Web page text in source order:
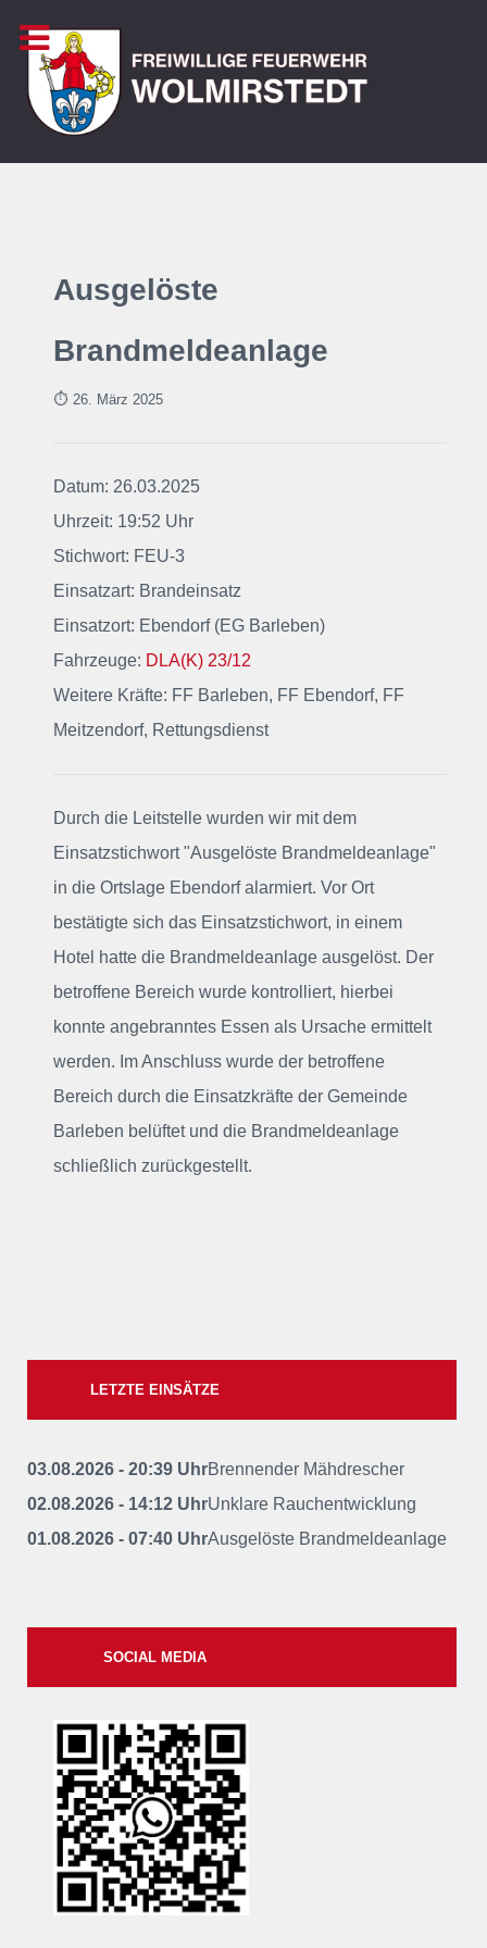
Ausgelöste
Brandmeldeanlage
⏱ 26. März 2025
Datum: 26.03.2025
Uhrzeit: 19:52 Uhr
Stichwort: FEU-3
Einsatzart: Brandeinsatz
Einsatzort: Ebendorf (EG Barleben)
Fahrzeuge: DLA(K) 23/12
Weitere Kräfte: FF Barleben, FF Ebendorf, FF
Meitzendorf, Rettungsdienst
Durch die Leitstelle wurden wir mit dem
Einsatzstichwort "Ausgelöste Brandmeldeanlage"
in die Ortslage Ebendorf alarmiert. Vor Ort
bestätigte sich das Einsatzstichwort, in einem
Hotel hatte die Brandmeldeanlage ausgelöst. Der
betroffene Bereich wurde kontrolliert, hierbei
konnte angebranntes Essen als Ursache ermittelt
werden. Im Anschluss wurde der betroffene
Bereich durch die Einsatzkräfte der Gemeinde
Barleben belüftet und die Brandmeldeanlage
schließlich zurückgestellt.
LETZTE EINSÄTZE
03.08.2026 - 20:39 UhrBrennender Mähdrescher
02.08.2026 - 14:12 UhrUnklare Rauchentwicklung
01.08.2026 - 07:40 UhrAusgelöste Brandmeldeanlage
SOCIAL MEDIA